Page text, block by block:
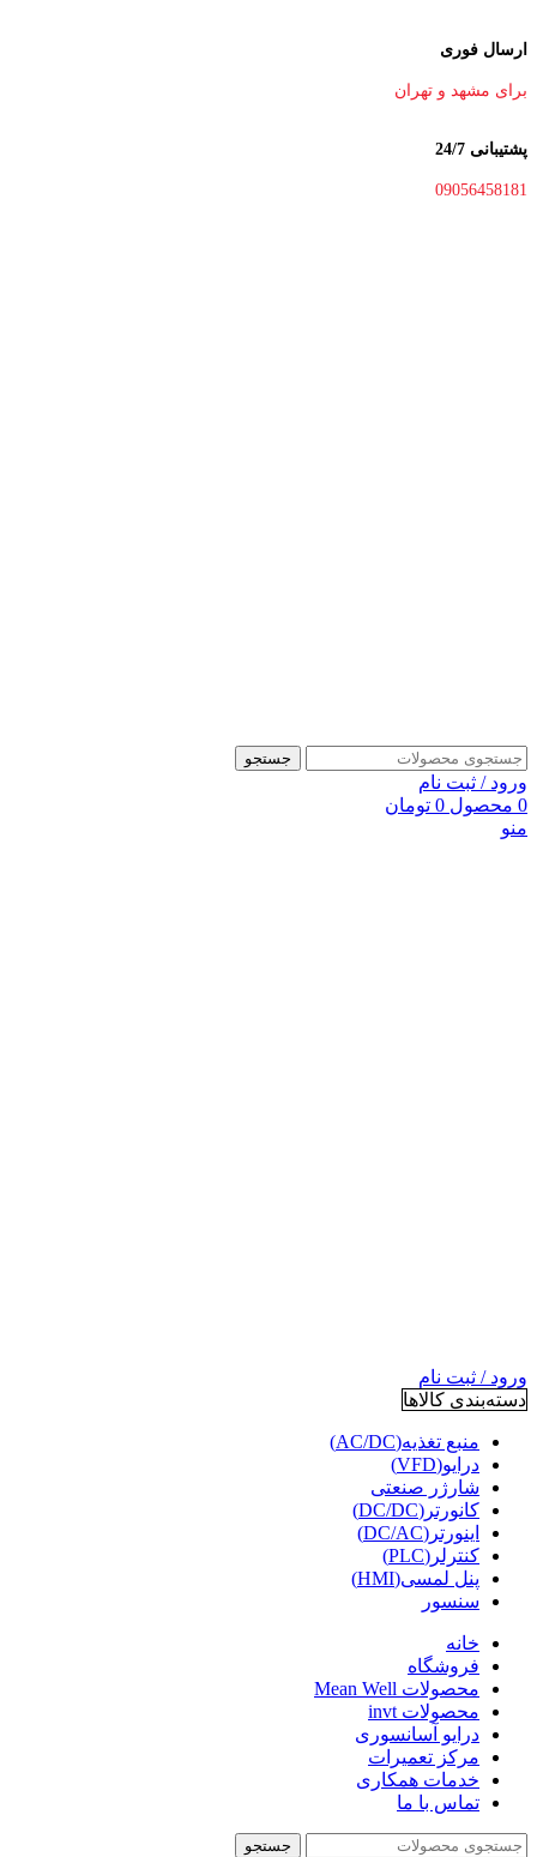
ارسال فوری
برای مشهد و تهران
پشتیبانی 24/7
09056458181
جستجو
ورود / ثبت نام
0 محصول 0 تومان
منو
ورود / ثبت نام
دسته‌بندی کالاها
منبع تغذیه(AC/DC)
درایو(VFD)
شارژر صنعتی
کانورتر(DC/DC)
اینورتر(DC/AC)
کنترلر(PLC)
پنل لمسی(HMI)
سنسور
خانه
فروشگاه
محصولات Mean Well
محصولات invt
درایو آسانسوری
مرکز تعمیرات
خدمات همکاری
تماس با ما
جستجو